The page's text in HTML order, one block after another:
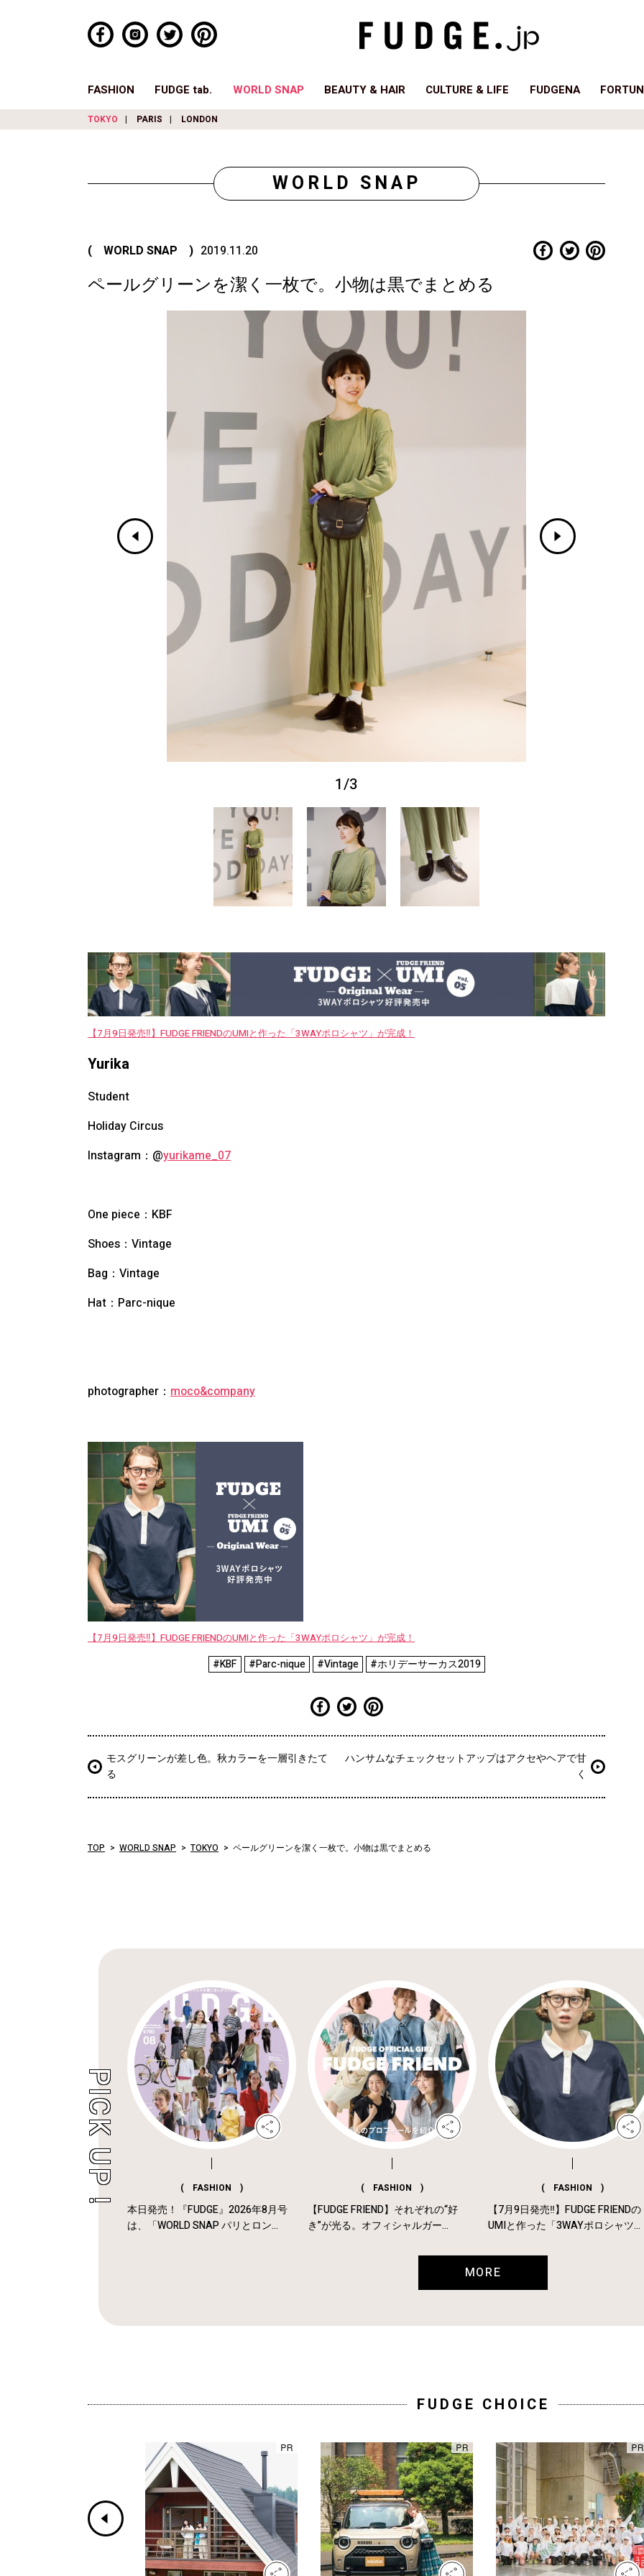
FASHION FUDGE tab. WORLD SNAP BEAUTY & HAIR CULTURE & LIFE FUDGENA
TOKYO PARIS LONDON
WORLD SNAP
( WORLD SNAP ) 2019.11.20
ペールグリーンを潔く一枚で。小物は黒でまとめる
1/3
【7月9日発売‼︎】FUDGE FRIENDのUMIと作った「3WAYポロシャツ」が完成！
Yurika
Student
Holiday Circus
Instagram：@yurikame_07
One piece： KBF
Shoes： Vintage
Bag： Vintage
Hat： Parc-nique
photographer： moco&company
【7月9日発売‼︎】FUDGE FRIENDのUMIと作った「3WAYポロシャツ」が完成！
#KBF #Parc-nique #Vintage #ホリデーサーカス2019
モスグリーンが差し色。秋カラーを一層引きたて
る
ハンサムなチェックセットアップはアクセやヘアで甘
く
TOP WORLD SNAP TOKYO ペールグリーンを潔く一枚で。小物は黒でまとめる
( FASHION )
本日発売！『FUDGE』2026年8月号
は、「WORLD SNAP パリとロン...
( FASHION )
【FUDGE FRIEND】それぞれの“好
き”が光る。オフィシャルガー...
( FASHION )
【7月9日発売‼︎】FUDGE FRIENDの
UMIと作った「3WAYポロシャツ...
MORE
FUDGE CHOICE